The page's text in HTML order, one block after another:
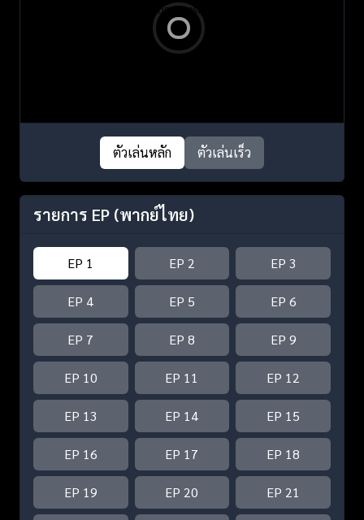
ตัวเล่นหลัก ตัวเล่นเร็ว
รายการ EP (พากย์ไทย)
EP 1 EP 2 EP 3
EP 4 EP 5 EP 6
EP 7 EP 8 EP 9
EP 10 EP 11 EP 12
EP 13 EP 14 EP 15
EP 16 EP 17 EP 18
EP 19 EP 20 EP 21